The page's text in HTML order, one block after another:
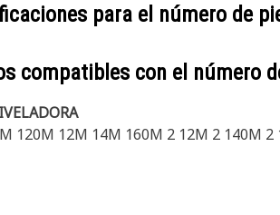
para el número de
compatibles con el número
120M 12M 14M 160M 2 12M 2 140M 2